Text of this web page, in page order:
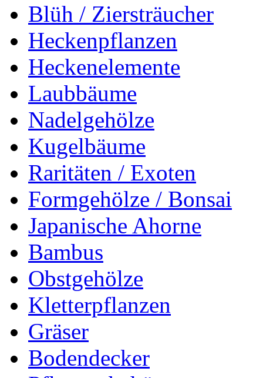
Blüh / Ziersträucher
Heckenpflanzen
Heckenelemente
Laubbäume
Nadelgehölze
Kugelbäume
Raritäten / Exoten
Formgehölze / Bonsai
Japanische Ahorne
Bambus
Obstgehölze
Kletterpflanzen
Gräser
Bodendecker